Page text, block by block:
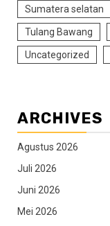
Sumatera selatan
Tulang Bawang
Uncategorized
ARCHIVES
Agustus 2026
Juli 2026
Juni 2026
Mei 2026